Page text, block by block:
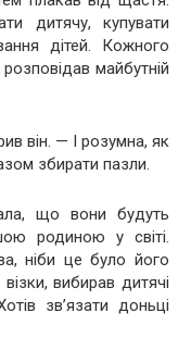
дитячу, купувати
дітей. Кожного
майбутній
він. — І розумна, як
збирати пазли.
що вони будуть
родиною у світі.
ніби це було його
вибирав дитячі
зв’язати доньці